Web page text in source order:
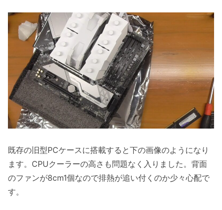
既存の旧型PCケースに搭載すると下の画像のようになり
ます。CPUクーラーの高さも問題なく入りました。背面
のファンが8cm1個なので排熱が追い付くのか少々心配で
す。